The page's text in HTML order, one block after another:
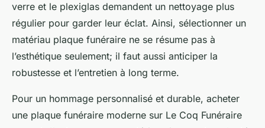
verre et le plexiglas demandent un nettoyage plus
régulier pour garder leur éclat. Ainsi, sélectionner un
matériau plaque funéraire ne se résume pas à
l’esthétique seulement; il faut aussi anticiper la
robustesse et l’entretien à long terme.
Pour un hommage personnalisé et durable, acheter
une plaque funéraire moderne sur Le Coq Funéraire